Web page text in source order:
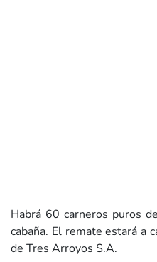
Habrá 60 carneros puros
cabaña. El remate estará a
de Tres Arroyos S.A.